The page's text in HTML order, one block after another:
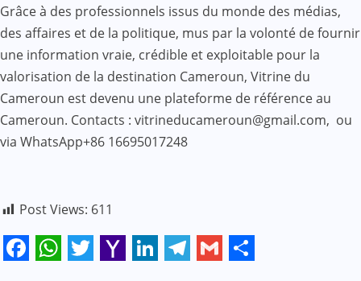
Grâce à des professionnels issus du monde des médias,
des affaires et de la politique, mus par la volonté de fournir
une information vraie, crédible et exploitable pour la
valorisation de la destination Cameroun, Vitrine du
Cameroun est devenu une plateforme de référence au
Cameroun. Contacts : vitrineducameroun@gmail.com, ou
via WhatsApp+86 16695017248
Post Views: 611